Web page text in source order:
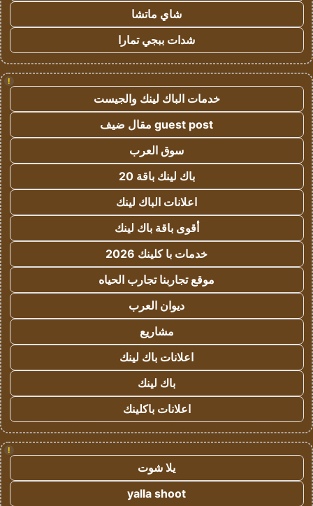
شاي ماتشا
شدات ببجي تمارا
!
خدمات الباك لينك والجيست
guest post مقال ضيف
سوق العرب
باك لينك باقة 20
اعلانات الباك لينك
أقوى باقة باك لينك
خدمات با كلينك 2026
موقع تجاربنا تجارب الحياه
ديوان العرب
مشاريع
اعلانات باك لينك
باك لينك
اعلانات باكلينك
!
يلا شوت
yalla shoot